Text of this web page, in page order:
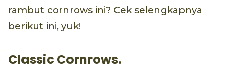
rambut cornrows ini? Cek selengkapnya
berikut ini, yuk!
Classic Cornrows.